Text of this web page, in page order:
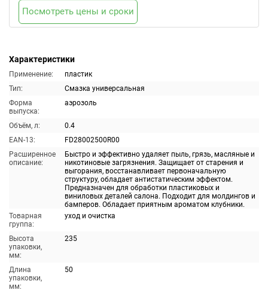
Характеристики
Применение:
пластик
Тип:
Смазка универсальная
Форма
выпуска:
аэрозоль
Объём, л:
0.4
EAN-13:
FD28002500R00
Расширенное
описание:
Быстро и эффективно удаляет пыль, грязь, масляные и
никотиновые загрязнения. Защищает от старения и
выгорания, восстанавливает первоначальную
структуру, обладает антистатическим эффектом.
Предназначен для обработки пластиковых и
виниловых деталей салона. Подходит для молдингов и
бамперов. Обладает приятным ароматом клубники.
Товарная
группа:
уход и очистка
Высота
упаковки,
мм:
235
Длина
упаковки,
мм:
50
Посмотреть цены и сроки